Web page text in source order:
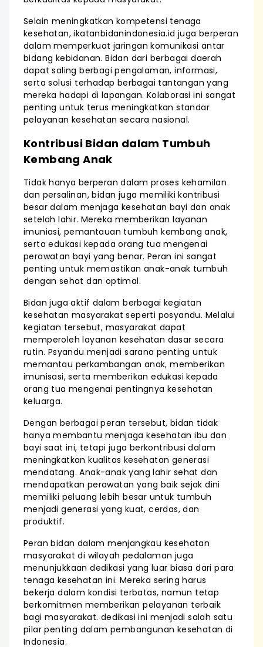
Selain meningkatkan kompetensi tenaga
kesehatan, ikatanbidanindonesia.id juga berperan
dalam memperkuat jaringan komunikasi antar
bidang kebidanan. Bidan dari berbagai daerah
dapat saling berbagi pengalaman, informasi,
serta solusi terhadap berbagai tantangan yang
mereka hadapi di lapangan. Kolaborasi ini sangat
penting untuk terus meningkatkan standar
pelayanan kesehatan secara nasional.
Kontribusi Bidan dalam Tumbuh
Kembang Anak
Tidak hanya berperan dalam proses kehamilan
dan persalinan, bidan juga memiliki kontribusi
besar dalam menjaga kesehatan bayi dan anak
setelah lahir. Mereka memberikan layanan
imuniasi, pemantauan tumbuh kembang anak,
serta edukasi kepada orang tua mengenai
perawatan bayi yang benar. Peran ini sangat
penting untuk memastikan anak-anak tumbuh
dengan sehat dan optimal.
Bidan juga aktif dalam berbagai kegiatan
kesehatan masyarakat seperti posyandu. Melalui
kegiatan tersebut, masyarakat dapat
memperoleh layanan kesehatan dasar secara
rutin. Psyandu menjadi sarana penting untuk
memantau perkambangan anak, memberikan
imunisasi, serta memberikan edukasi kepada
orang tua mengenai pentingnya kesehatan
keluarga.
Dengan berbagai peran tersebut, bidan tidak
hanya membantu menjaga kesehatan ibu dan
bayi saat ini, tetapi juga berkontribusi dalam
meningkatkan kualitas kesehatan generasi
mendatang. Anak-anak yang lahir sehat dan
mendapatkan perawatan yang baik sejak dini
memiliki peluang lebih besar untuk tumbuh
menjadi generasi yang kuat, cerdas, dan
produktif.
Peran bidan dalam menjangkau kesehatan
masyarakat di wilayah pedalaman juga
menunjukkaan dedikasi yang luar biasa dari para
tenaga kesehatan ini. Mereka sering harus
bekerja dalam kondisi terbatas, namun tetap
berkomitmen memberikan pelayanan terbaik
bagi masyarakat. dedikasi ini menjadi salah satu
pilar penting dalam pembangunan kesehatan di
Indonesia.